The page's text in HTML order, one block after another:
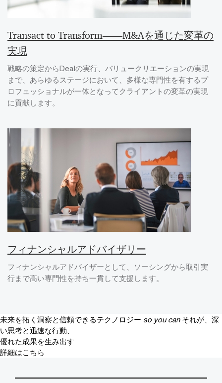
Transact to Transform――M&Aを通じた変革の
実現
戦略の策定からDealの実行、バリュークリエーションの実現
まで、あらゆるステージにおいて、多様な専門性を有するプ
ロフェッショナルが一体となってクライアントの変革の実現
に貢献します。
フィナンシャルアドバイザリー
フィナンシャルアドバイザーとして、ソーシングから取引実
行まで高い専門性を持ち一貫して支援します。
未来を拓く洞察と信頼できるテクノロジー so you can それが、深
い思考と迅速な行動、
優れた成果を生み出す
詳細はこちら